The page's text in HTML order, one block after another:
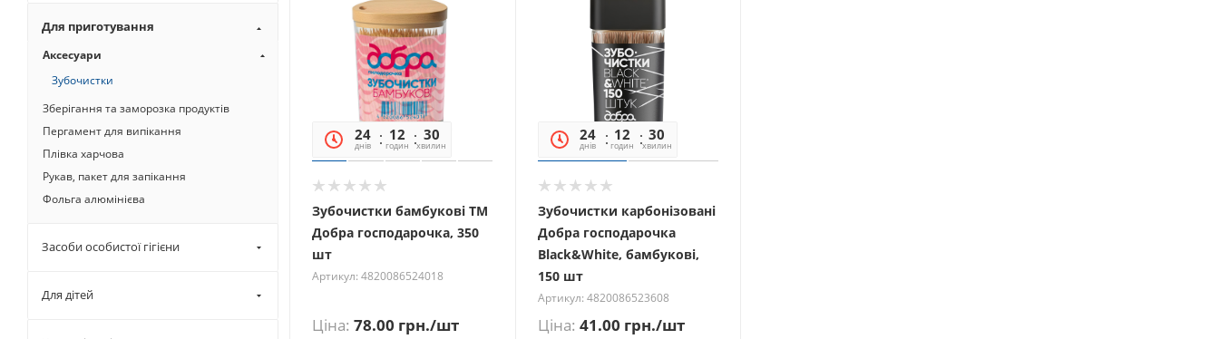
24
днів
12
годин
30
хвилин
Зубочистки бамбукові ТМ
Добра господарочка, 350
шт
Артикул: 4820086524018
Ціна: 78.00 грн./шт
24
днів
12
годин
30
хвилин
Зубочистки карбонізовані
Добра господарочка
Black&White, бамбукові,
150 шт
Артикул: 4820086523608
Ціна: 41.00 грн./шт
Для приготування
Аксесуари
Зубочистки
Зберігання та заморозка продуктів
Пергамент для випікання
Плівка харчова
Рукав, пакет для запікання
Фольга алюмінієва
Засоби особистої гігієни
Для дітей